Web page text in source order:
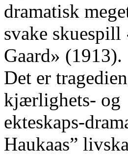
dramatisk
svake skuespill
Gaard» (1913).
Det er
kjærlighets- og
ekteskaps-
Haukaas”